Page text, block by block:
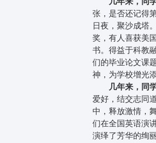
张，是否还记得
日夜，聚沙成塔
奖，有人喜获美
书。得益于科教
们的毕业论文课
神，为学校增光
几年来，同学
爱好，结交志同
中，释放激情，
们在全国英语演
演绎了芳华的绚